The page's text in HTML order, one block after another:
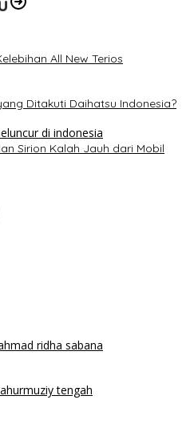
All New Terios
Ditakuti Daihatsu Indonesia?
Sirion Kalah Jauh dari Mobil